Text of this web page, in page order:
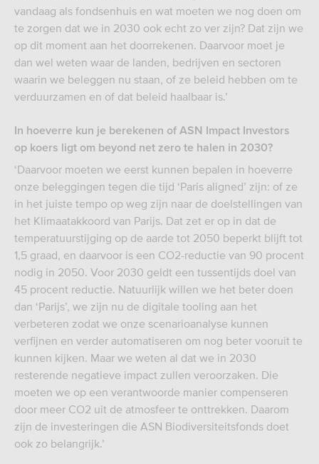
vandaag als fondsenhuis en wat moeten we nog doen om
te zorgen dat we in 2030 ook echt zo ver zijn? Dat zijn we
op dit moment aan het doorrekenen. Daarvoor moet je
dan wel weten waar de landen, bedrijven en sectoren
waarin we beleggen nu staan, of ze beleid hebben om te
verduurzamen en of dat beleid haalbaar is.’
In hoeverre kun je berekenen of ASN Impact Investors
op koers ligt om beyond net zero te halen in 2030?
‘Daarvoor moeten we eerst kunnen bepalen in hoeverre
onze beleggingen tegen die tijd ‘Paris aligned’ zijn: of ze
in het juiste tempo op weg zijn naar de doelstellingen van
het Klimaatakkoord van Parijs. Dat zet er op in dat de
temperatuurstijging op de aarde tot 2050 beperkt blijft tot
1,5 graad, en daarvoor is een CO2-reductie van 90 procent
nodig in 2050. Voor 2030 geldt een tussentijds doel van
45 procent reductie. Natuurlijk willen we het beter doen
dan ‘Parijs’, we zijn nu de digitale tooling aan het
verbeteren zodat we onze scenarioanalyse kunnen
verfijnen en verder automatiseren om nog beter vooruit te
kunnen kijken. Maar we weten al dat we in 2030
resterende negatieve impact zullen veroorzaken. Die
moeten we op een verantwoorde manier compenseren
door meer CO2 uit de atmosfeer te onttrekken. Daarom
zijn de investeringen die ASN Biodiversiteitsfonds doet
ook zo belangrijk.’